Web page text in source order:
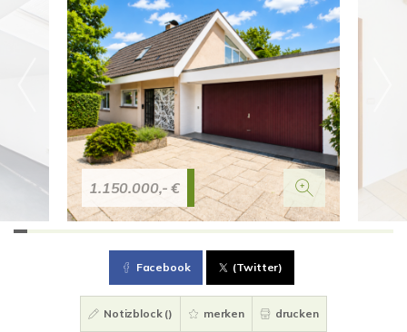
1.150.000,- €
Facebook (Twitter)
Notizblock () merken drucken